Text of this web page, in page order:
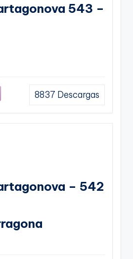
543 –
8837 Descargas
– 542